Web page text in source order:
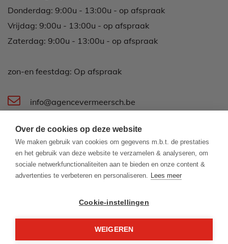
Donderdag: 9:00u - 13:00u - op afspraak
Vrijdag: 9:00u - 13:00u - op afspraak
Zaterdag: 9:00u - 13:00u - op afspraak
zon-en feestdag: Op afspraak
info@agencevermeersch.be
Koningsstraat 44
8400 Oostende
059 500 600
© 2026 - Agence Vermeersch -Developed by Zabun
Over de cookies op deze website
We maken gebruik van cookies om gegevens m.b.t. de prestaties
en het gebruik van deze website te verzamelen & analyseren, om
sociale netwerkfunctionaliteiten aan te bieden en onze content &
advertenties te verbeteren en personaliseren. Lees meer
Cookie-instellingen
WEIGEREN